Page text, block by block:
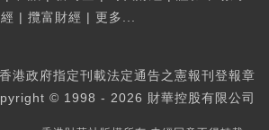
| 攬富財經 | 更多...
香港政府指定刊載法定通告之憲報刊登報章
© 1998 - 2026 財華控股有限公司